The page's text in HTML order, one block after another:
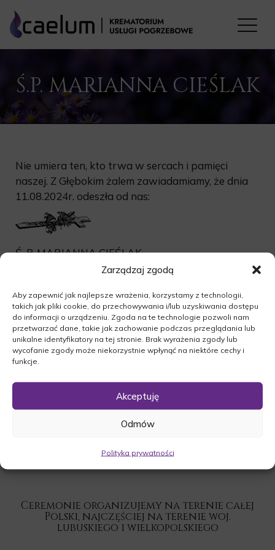
Zarządzaj zgodą
Aby zapewnić jak najlepsze wrażenia, korzystamy z technologii,
takich jak pliki cookie, do przechowywania i/lub uzyskiwania dostępu
do informacji o urządzeniu. Zgoda na te technologie pozwoli nam
przetwarzać dane, takie jak zachowanie podczas przeglądania lub
unikalne identyfikatory na tej stronie. Brak wyrażenia zgody lub
wycofanie zgody może niekorzystnie wpłynąć na niektóre cechy i
funkcje.
Akceptuję
Odmów
Polityka prywatności
Ś.P. MARIANNA CIEŚLAK
Nie umiera ten, kto trwa w sercach i pamięci
naszej. Z Głębokim żalem zawiadamiamy, że dnia
11.08.2024r. odeszła od nas:
Ś. P. MARIANNA CIEŚLAK
Msza święta żałobna odprawiona zostanie dnia
Chrzciciela w Lubrzy. Uroczystość rozpocznie
się po Mszy św. cmentarzu komunalnym w Lubrzy.
Ceremonie organizujemy na terenie całej
Polski, najczęściej na terenie woj.
lubuskiego i wielkopolskiego